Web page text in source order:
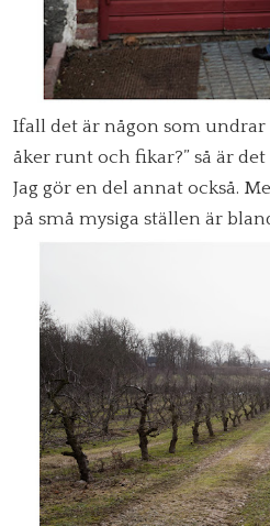
Ifall det är någon som
åker runt och fikar?” så är
Jag gör en del annat också.
på små mysiga ställen är